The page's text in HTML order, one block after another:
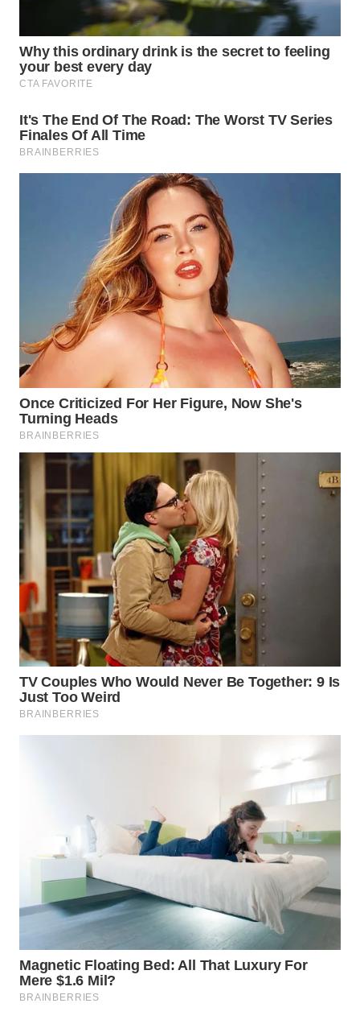
WN DELI
SERDANG
TEBING
TINGGI
WN
WN
BOGOR
WN
DEPOK
TAPANULI
UTARA
WN
SAMOSIR
WN
PADANG
LAWAS
WN
SUMEDANG
KEPULAUAN
SERIBU
WN
TANGERANG
WN